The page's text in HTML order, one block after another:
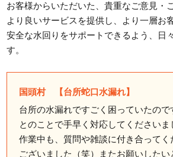
お客様からいただいた、貴重なご意見・
より良いサービスを提供し、より一層お
安全な水回りをサポートできるよう、日
す。
国頭村 【台所蛇口水漏れ】
台所の水漏れですごく困っていたので
とのことで手早く対応してくださいま
作業中も、質問や雑談に付き合ってく
ございました（笑）またお願いしたい